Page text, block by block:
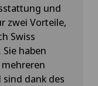
und
zwei Vorteile,
Swiss
haben
dank des